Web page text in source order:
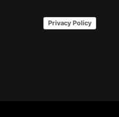
Privacy Policy